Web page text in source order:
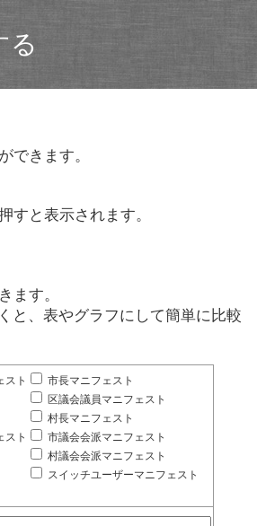
る
できます。
すと表示されます。
ます。
と、表やグラフにして簡単に比較
スト
市長マニフェスト
区議会議員マニフェスト
村長マニフェスト
スト
市議会会派マニフェスト
村議会会派マニフェスト
スイッチユーザーマニフェスト